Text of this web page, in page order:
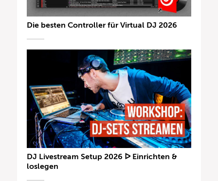
Die besten Controller für Virtual DJ 2026
DJ Livestream Setup 2026 ᐅ Einrichten &
loslegen